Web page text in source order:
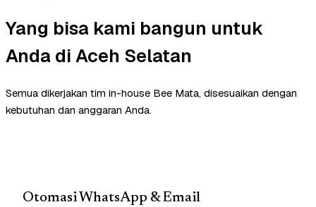
Yang bisa kami bangun untuk
Anda di Aceh Selatan
Semua dikerjakan tim in-house Bee Mata, disesuaikan dengan
kebutuhan dan anggaran Anda.
Otomasi WhatsApp & Email